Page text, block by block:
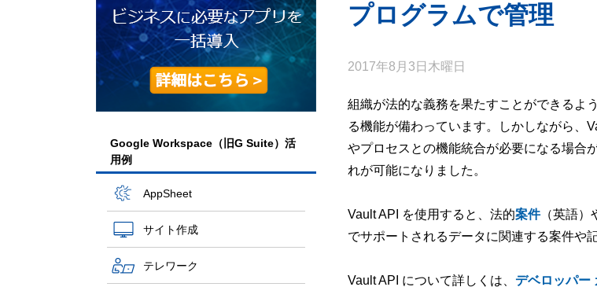
Google Workspace（旧G Suite）活
用例
AppSheet
サイト作成
テレワーク
プログラムで管理
2017年8月3日木曜日
組織が法的な義務を果たすことができるよ
る機能が備わっています。しかしながら、
やプロセスとの機能統合が必要になる場合
れが可能になりました。
Vault API を使用すると、法的案件（英語）
でサポートされるデータに関連する案件や
Vault API について詳しくは、 デベロッパー